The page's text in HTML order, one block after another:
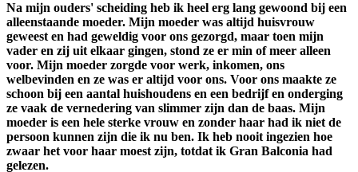
Na mijn ouders' scheiding heb ik heel erg lang gewoond bij een
alleenstaande moeder. Mijn moeder was altijd huisvrouw
geweest en had geweldig voor ons gezorgd, maar toen mijn
vader en zij uit elkaar gingen, stond ze er min of meer alleen
voor. Mijn moeder zorgde voor werk, inkomen, ons
welbevinden en ze was er altijd voor ons. Voor ons maakte ze
schoon bij een aantal huishoudens en een bedrijf en onderging
ze vaak de vernedering van slimmer zijn dan de baas. Mijn
moeder is een hele sterke vrouw en zonder haar had ik niet de
persoon kunnen zijn die ik nu ben. Ik heb nooit ingezien hoe
zwaar het voor haar moest zijn, totdat ik Gran Balconia had
gelezen.